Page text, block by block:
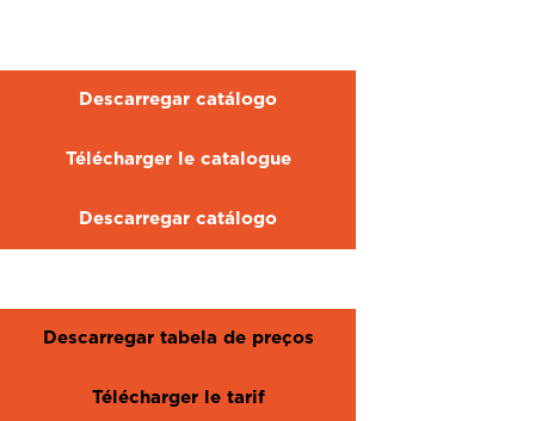
Descarregar catálogo
Télécharger le catalogue
Descarregar catálogo
Descarregar tabela de preços
Télécharger le tarif